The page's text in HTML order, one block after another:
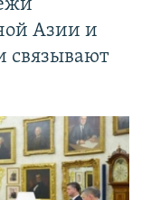
Азии и
связывают